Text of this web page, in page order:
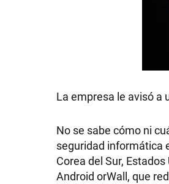
La empresa le avisó a
No se sabe cómo ni
seguridad informática
Corea del Sur,
Android orWall, que